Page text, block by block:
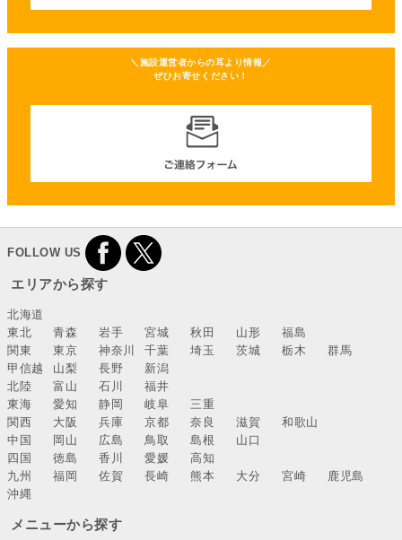
＼施設運営者からの耳より情報／
ぜひお寄せください！
FOLLOW US
エリアから探す
北海道
東北
青森 岩手 宮城 秋田 山形
福島
関東
東京 神奈川 千葉 埼玉 茨城 栃木
群馬
甲信越
山梨 長野
新潟
北陸
富山 石川
福井
東海
愛知 静岡 岐阜
三重
関西
大阪 兵庫 京都 奈良 滋賀
和歌山
中国
岡山 広島 鳥取 島根
山口
四国
徳島 香川 愛媛
高知
九州
福岡 佐賀 長崎 熊本 大分 宮崎
鹿児島
沖縄
メニューから探す